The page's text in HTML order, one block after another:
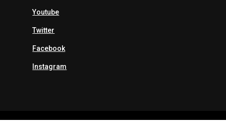
Youtube
Twitter
Facebook
Instagram